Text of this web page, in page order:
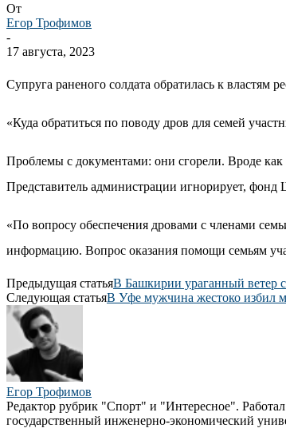
От
Егор Трофимов
-
17 августа, 2023
Супруга раненого солдата обратилась к
«Куда обратиться по поводу дров для семей
Проблемы с документами: они сгорели. Вроде
Представитель администрации игнорирует,
«По вопросу обеспечения дровами с членами
информацию. Вопрос оказания помощи семьям
Предыдущая статьяВ Башкирии ураганный ветер
Следующая статьяВ Уфе мужчина жестоко избил
Егор Трофимов
Редактор рубрик "Спорт" и "Интересное".
государственный инженерно-экономический